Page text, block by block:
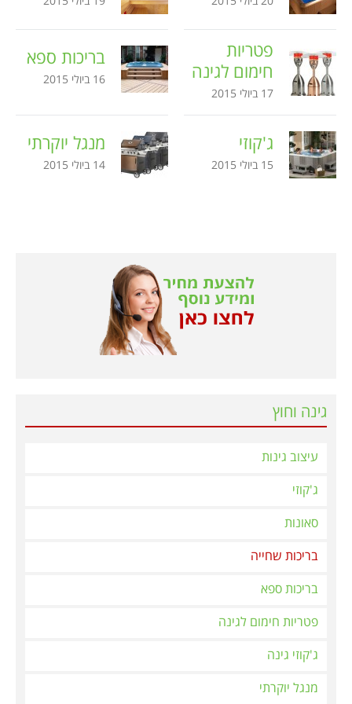
פטריות
חימום לגינה
17 ביולי 2015
בריכות ספא
16 ביולי 2015
ג'קוזי
15 ביולי 2015
מנגל יוקרתי
14 ביולי 2015
גינה וחוץ
עיצוב גינות
ג'קוזי
סאונות
בריכות שחייה
בריכות ספא
פטריות חימום לגינה
ג'קוזי גינה
מנגל יוקרתי